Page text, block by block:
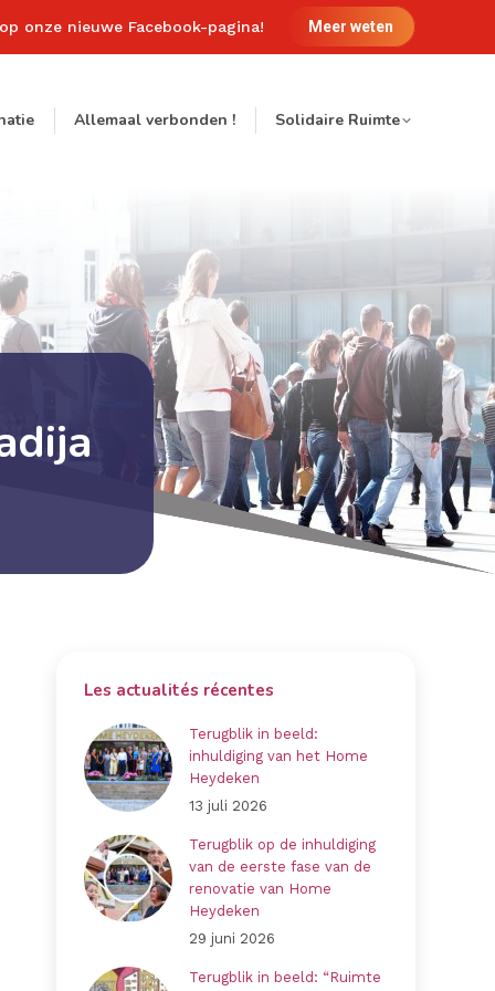
onze nieuwe Facebook-pagina! Meer weten
Allemaal verbonden ! Solidaire Ruimte
Les actualités récentes
Terugblik in beeld:
inhuldiging van het Home
Heydeken
13 juli 2026
Terugblik op de inhuldiging
van de eerste fase van de
renovatie van Home
Heydeken
29 juni 2026
Terugblik in beeld: “Ruimte